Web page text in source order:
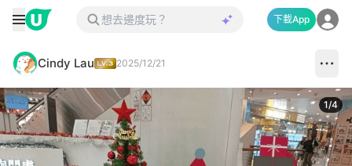
下載App
Cindy Lau 2025/12/21
1/4